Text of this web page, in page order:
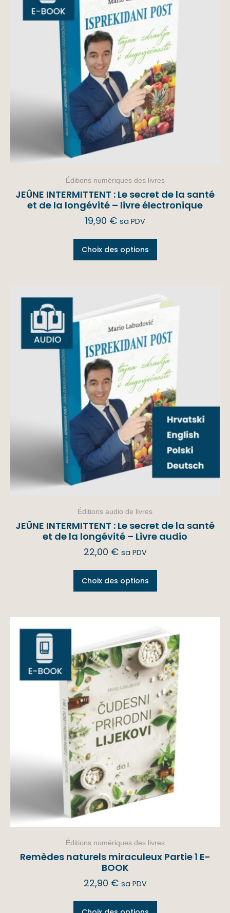
Éditions numériques des livres
JEÛNE INTERMITTENT : Le secret de la santé
et de la longévité – livre électronique
19,90 € sa PDV
Choix des options
Éditions audio de livres
JEÛNE INTERMITTENT : Le secret de la santé
et de la longévité – Livre audio
22,00 € sa PDV
Choix des options
Éditions numériques des livres
Remèdes naturels miraculeux Partie 1 E-
BOOK
22,90 € sa PDV